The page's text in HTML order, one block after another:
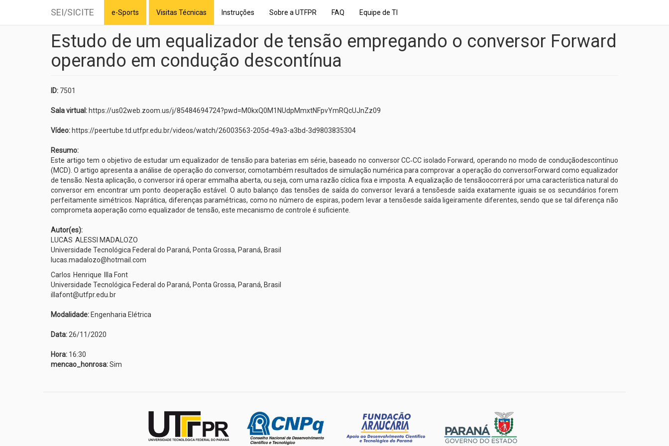
SEI/SICITE e-Sports Visitas Técnicas Instruções Sobre a UTFPR FAQ Equipe de TI
Estudo de um equalizador de tensão empregando o conversor Forward
operando em condução descontínua
ID: 7501
Sala virtual: https://us02web.zoom.us/j/85484694724?pwd=M0kxQ0M1NUdpMmxtNFpvYmRQcUJnZz09
Vídeo: https://peertube.td.utfpr.edu.br/videos/watch/26003563-205d-49a3-a3bd-3d9803835304
Resumo:
Este artigo tem o objetivo de estudar um equalizador de tensão para baterias em série, baseado no conversor CC‐CC isolado Forward, operando no modo de conduçãodescontínuo
(MCD). O artigo apresenta a análise de operação do conversor, comotambém resultados de simulação numérica para comprovar a operação do conversorForward como equalizador
de tensão. Nesta aplicação, o conversor irá operar emmalha aberta, ou seja, com uma razão cíclica fixa e imposta. A equalização de tensãoocorrerá por uma característica natural do
conversor em encontrar um ponto deoperação estável. O auto balanço das tensões de saída do conversor levará a tensõesde saída exatamente iguais se os secundários forem
perfeitamente simétricos. Naprática, diferenças paramétricas, como no número de espiras, podem levar a tensõesde saída ligeiramente diferentes, sendo que se tal diferença não
comprometa aoperação como equalizador de tensão, este mecanismo de controle é suficiente.
Autor(es):
LUCAS ALESSI MADALOZO
Universidade Tecnológica Federal do Paraná, Ponta Grossa, Paraná, Brasil
lucas.madalozo@hotmail.com
Carlos Henrique
Illa Font
Universidade Tecnológica Federal do Paraná, Ponta Grossa, Paraná, Brasil
illafont@utfpr.edu.br
Modalidade: Engenharia Elétrica
Data: 26/11/2020
Hora: 16:30
mencao_honrosa:Sim